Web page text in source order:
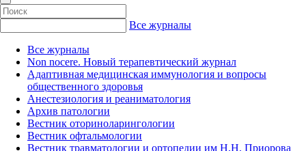
Все журналы
Все журналы
Non nocere. Новый терапевтический журнал
Адаптивная медицинская иммунология и вопросы
общественного здоровья
Анестезиология и реаниматология
Архив патологии
Вестник оториноларингологии
Вестник офтальмологии
Вестник травматологии и ортопедии им Н.Н. Приорова